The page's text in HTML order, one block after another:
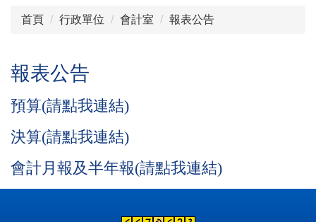
首頁 行政單位 會計室 報表公告
報表公告
預算(請點我連結)
決算(請點我連結)
會計月報及半年報(請點我連結)